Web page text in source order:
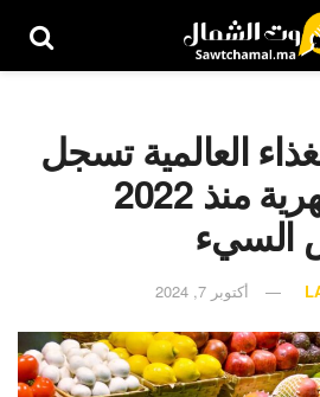
العالمية تسجل
أعلى زيادة شهرية منذ 2022
السيء
أكتوبر 7, 2024